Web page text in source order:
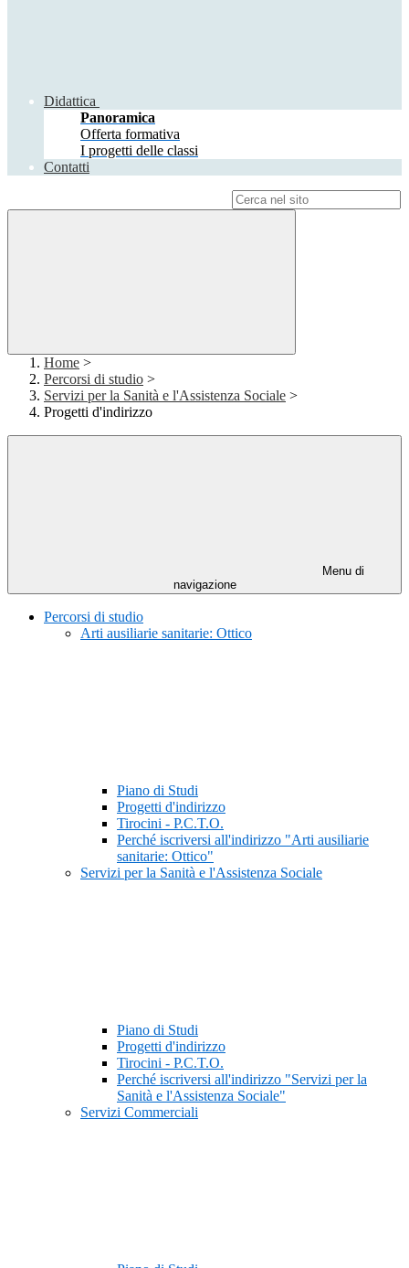
Didattica
Panoramica
Offerta formativa
I progetti delle classi
Contatti
Home >
Percorsi di studio >
Servizi per la Sanità e l'Assistenza Sociale >
Progetti d'indirizzo
Menu di
navigazione
Percorsi di studio
Arti ausiliarie sanitarie: Ottico
Piano di Studi
Progetti d'indirizzo
Tirocini - P.C.T.O.
Perché iscriversi all'indirizzo "Arti ausiliarie
sanitarie: Ottico"
Servizi per la Sanità e l'Assistenza Sociale
Piano di Studi
Progetti d'indirizzo
Tirocini - P.C.T.O.
Perché iscriversi all'indirizzo "Servizi per la
Sanità e l'Assistenza Sociale"
Servizi Commerciali